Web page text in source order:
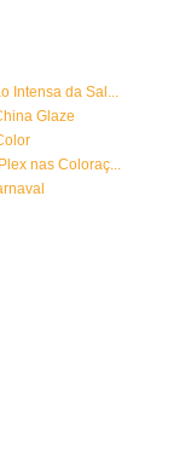
Intensa da Sal...
Glaze
nas Coloraç...